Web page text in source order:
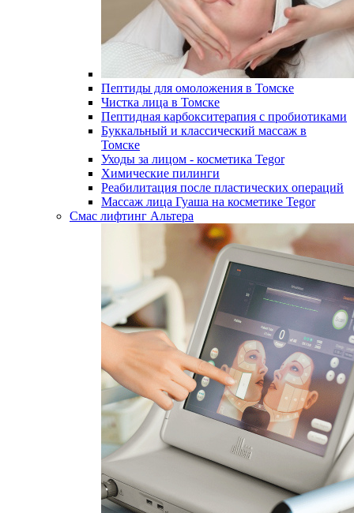
Пептиды для омоложения в Томске
Чистка лица в Томске
Пептидная карбокситерапия с пробиотиками
Буккальный и классический массаж в
Томске
Уходы за лицом - косметика Tegor
Химические пилинги
Реабилитация после пластических операций
Массаж лица Гуаша на косметике Tegor
Смас лифтинг Альтера